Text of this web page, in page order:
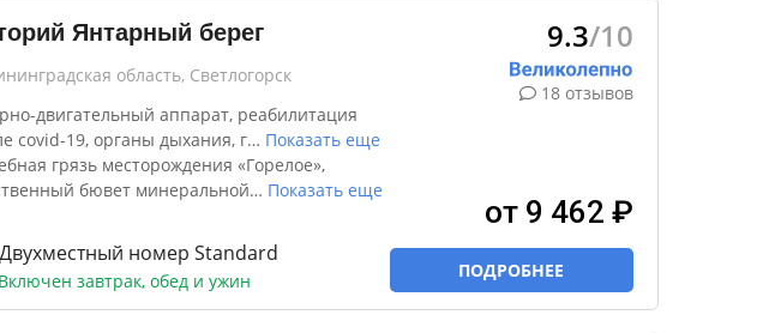
Янтарный берег
область, Светлогорск
двигательный аппарат, реабилитация
covid-19, органы дыхания, г… Показать еще
грязь месторождения «Горелое»,
бювет минеральной… Показать еще
Двухместный номер Standard
Включен завтрак, обед и ужин
9.3/10
18 отзывов
от 9 462 ₽
ПОДРОБНЕЕ